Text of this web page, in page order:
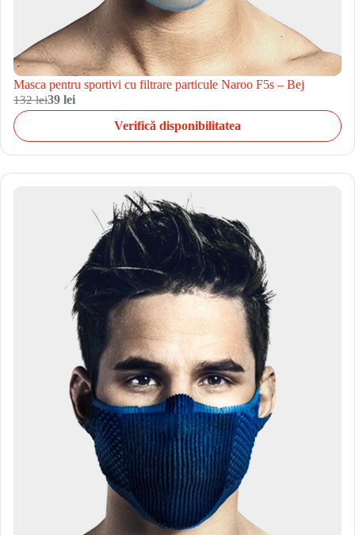
Masca pentru sportivi cu filtrare particule Naroo F5s – Bej
132 lei39 lei
Verifică disponibilitatea